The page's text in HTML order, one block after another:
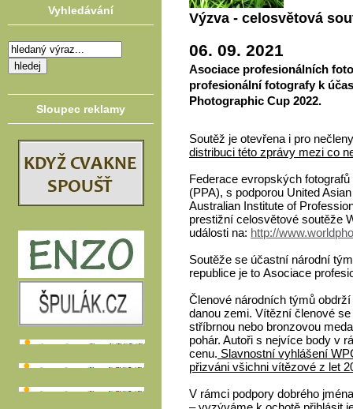
Vyhledávání
Sloupec reklamy
Výzva - celosvětová
06. 09. 2021
Asociace profesionálních
profesionální fotografy k
Photographic Cup 2022.
Soutěž je otevřena i pro
distribuci této zprávy mezi co
Federace evropských
(PPA), s podporou United
Australian Institute of
prestižní celosvětové soutěže
události na: http://
Soutěže se účastní národní
republice je to Asociace
Členové národních týmů
danou zemi. Vítězní členové
stříbrnou nebo bronzovou
pohár. Autoři s nejvíce body v
cenu. Slavnostní vyhlášení
přizváni všichni vítězové z let
V rámci podpory dobrého